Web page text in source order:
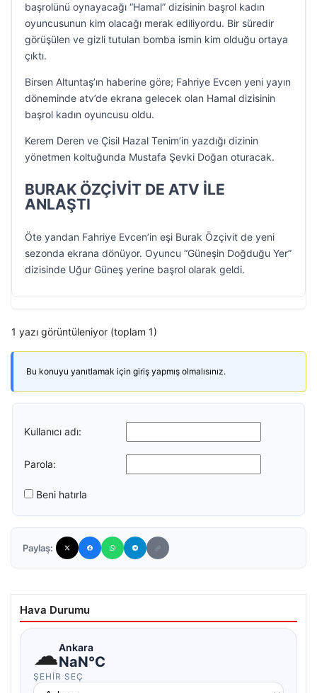
başrolünü oynayacağı “Hamal” dizisinin başrol kadın
oyuncusunun kim olacağı merak ediliyordu. Bir süredir
görüşülen ve gizli tutulan bomba ismin kim olduğu ortaya
çıktı.
Birsen Altuntaş’ın haberine göre; Fahriye Evcen yeni yayın
döneminde atv’de ekrana gelecek olan Hamal dizisinin
başrol kadın oyuncusu oldu.
Kerem Deren ve Çisil Hazal Tenim’in yazdığı dizinin
yönetmen koltuğunda Mustafa Şevki Doğan oturacak.
BURAK ÖZÇİVİT DE ATV İLE
ANLAŞTI
Öte yandan Fahriye Evcen’in eşi Burak Özçivit de yeni
sezonda ekrana dönüyor. Oyuncu “Güneşin Doğduğu Yer”
dizisinde Uğur Güneş yerine başrol olarak geldi.
1 yazı görüntüleniyor (toplam 1)
Bu konuyu yanıtlamak için giriş yapmış olmalısınız.
Kullanıcı adı:
Parola:
Beni hatırla
Paylaş:
Hava Durumu
☁Ankara
NaN°C
ŞEHIR SEÇ